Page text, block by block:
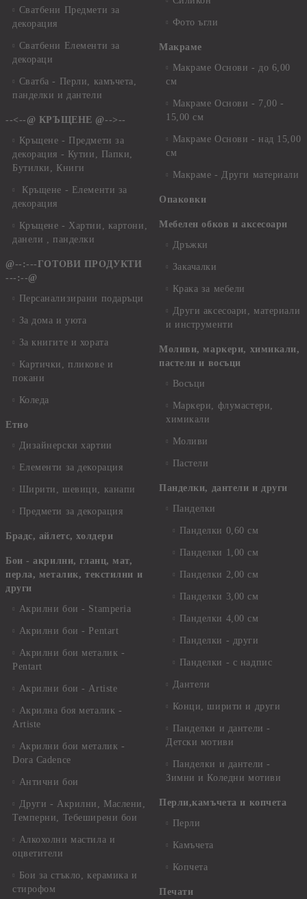
Сватбени Предмети за
декорация
Сватбени Елементи за
декораци
Сватба - Перли, камъчета,
панделки и дантели
--<--@ КРЪЩЕНЕ @-->--
Кръщене - Предмети за
декорация - Кутии, Папки,
Бутилки, Книги
Кръщене - Елементи за
декорация
Кръщене - Хартии, картони,
данели , панделки
@--:---ГОТОВИ ПРОДУКТИ
---:--@
Персанализирани подаръци
За дома и уюта
За книгите и хората
Картички, пликове и
покани
Коледа
Етно
Дизайнерски хартии
Елементи за декорация
Ширити, шевици, канапи
Предмети за декорация
Брадс, айлетс, холдери
Бои - акрилни, гланц, мат,
перла, металик, текстилни и
други
Акрилни бои - Stamperia
Акрилни бои - Pentart
Акрилни бои металик -
Pentart
Акрилни бои - Artiste
Акрилна боя металик -
Artiste
Акрилни бои металик -
Dora Cadence
Антични бои
Други - Акрилни, Маслени,
Темперни, Тебеширени бои
Алкохолни мастила и
оцветители
Бои за стъкло, керамика и
стирофом
Фото ъгли
Макраме
Макраме Основи - до 6,00
см
Макраме Основи - 7,00 -
15,00 см
Макраме Основи - над 15,00
см
Макраме - Други материали
Опаковки
Мебелен обков и аксесоари
Дръжки
Закачалки
Крака за мебели
Други аксесоари, материали
и инструменти
Моливи, маркери, химикали,
пастели и восъци
Восъци
Маркери, флумастери,
химикали
Моливи
Пастели
Панделки, дантели и други
Панделки
Панделки 0,60 см
Панделки 1,00 см
Панделки 2,00 см
Панделки 3,00 см
Панделки 4,00 см
Панделки - други
Панделки - с надпис
Дантели
Конци, ширити и други
Панделки и дантели -
Детски мотиви
Панделки и дантели -
Зимни и Коледни мотиви
Перли,камъчета и копчета
Перли
Камъчета
Копчета
Печати